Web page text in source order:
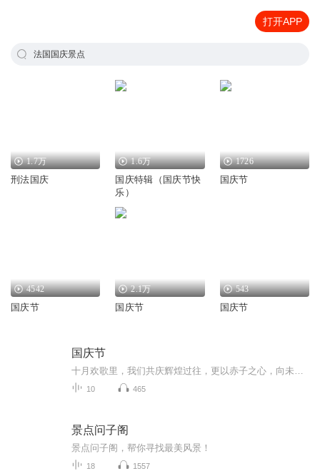
打开APP
法国国庆景点
1.7万
刑法国庆
1.6万
国庆特辑（国庆节快
乐）
1726
国庆节
4542
国庆节
2.1万
国庆节
543
国庆节
国庆节
10 465
景点问子阁
景点问子阁，帮你寻找最美风景！
18 1557